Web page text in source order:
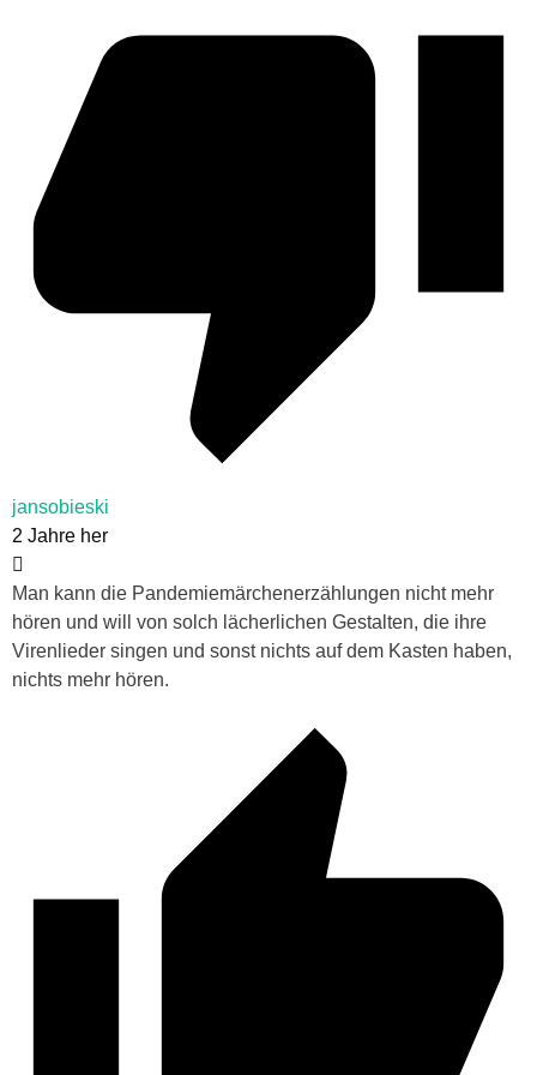
jansobieski
2 Jahre her
Man kann die Pandemiemärchenerzählungen nicht mehr
hören und will von solch lächerlichen Gestalten, die ihre
Virenlieder singen und sonst nichts auf dem Kasten haben,
nichts mehr hören.